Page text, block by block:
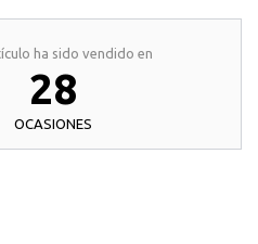
ha sido vendido en
28
OCASIONES